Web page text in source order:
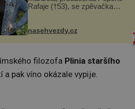
Rafaje (†53), se zpěvačka
ozvala veřejnosti. Na sociální
nasehvezdy.cz
filozofa Plinia staršího
pak víno okázale vypije.